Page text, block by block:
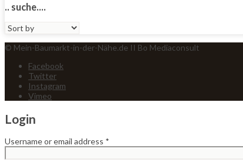
.. suche....
Sort
© Mein-Baumarkt-in-der-Nähe.de II Bo Mediaconsult
Facebook
Twitter
Instagram
Vimeo
Login
Username or email address *